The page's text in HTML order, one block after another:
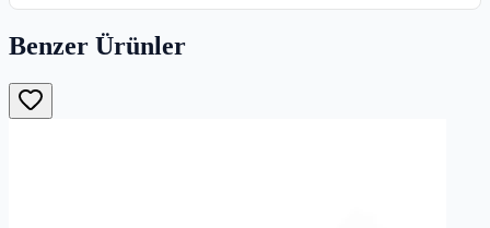
Benzer Ürünler